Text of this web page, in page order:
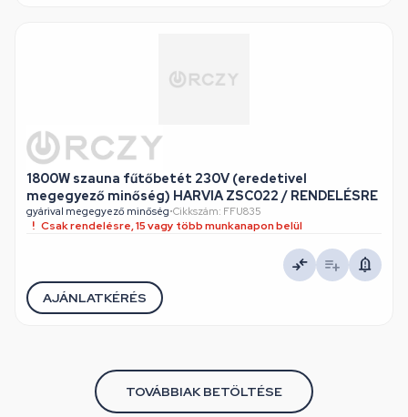
1800W szauna fűtőbetét 230V (eredetivel
megegyező minőség) HARVIA ZSC022 / RENDELÉSRE
gyárival megegyező minőség•Cikkszám: FFU835
Csak rendelésre, 15 vagy több munkanapon belül
AJÁNLATKÉRÉS
TOVÁBBIAK BETÖLTÉSE